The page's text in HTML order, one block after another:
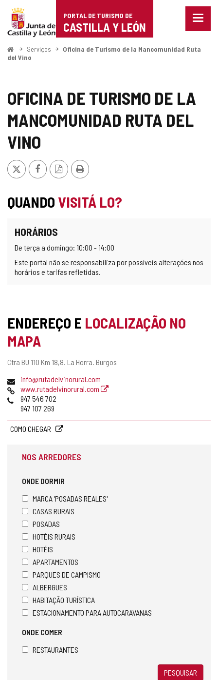
Portal
de
Turismo
de
León
PORTAL DE TURISMO DE
CASTILLA Y LEÓN
Menu
ComeçoServiços
Oficina de Turismo de la Mancomunidad Ruta
del Vino
OFICINA DE TURISMO DE LA
MANCOMUNIDAD RUTA DEL
VINO
x FacebookVersão
PDF
Imprimir
QUANDO VISITÁ LO?
HORÁRIOS
De terça a domingo: 10:00 - 14:00
Este portal não se responsabiliza por possíveis alterações nos
horários e tarifas refletidas.
ENDEREÇO E LOCALIZAÇÃO NO
MAPA
Endereço
Ctra BU 110 Km 18,8. La Horra. Burgos
Endereço
de
email
info@rutadelvinorural.com
Pagina
web
www.rutadelvinorural.com
Telefones
947 546 702
947 107 269
COMO CHEGAR
NOS ARREDORES
ONDE DORMIR
MARCA 'POSADAS REALES'
CASAS RURAIS
POSADAS
HOTÉIS RURAIS
HOTÉIS
APARTAMENTOS
PARQUES DE CAMPISMO
ALBERGUES
HABITAÇÃO TURÍSTICA
ESTACIONAMENTO PARA AUTOCARAVANAS
ONDE COMER
RESTAURANTES
PESQUISAR